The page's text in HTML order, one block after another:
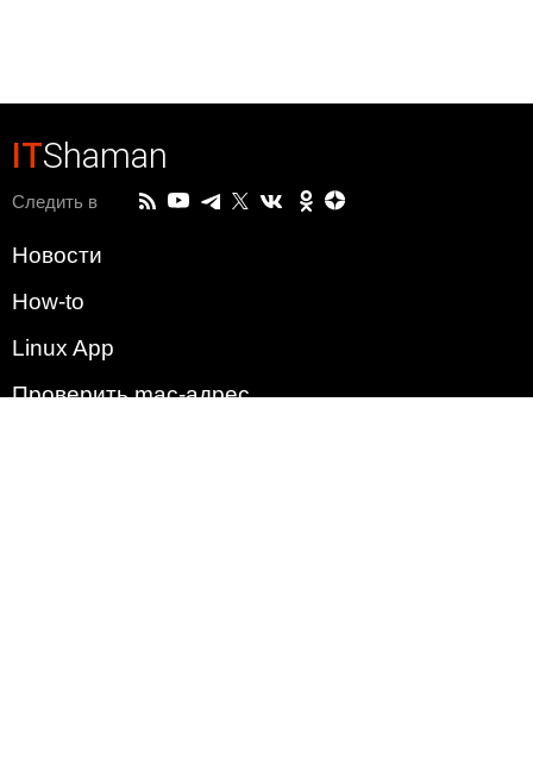
ITShaman
Следить в
Новости
How-to
Linux App
Проверить mac-адрес